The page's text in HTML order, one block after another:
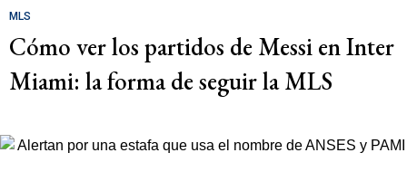
MLS
Cómo ver los partidos de Messi en Inter
Miami: la forma de seguir la MLS